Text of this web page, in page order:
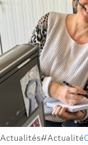
Actualités#Actualité